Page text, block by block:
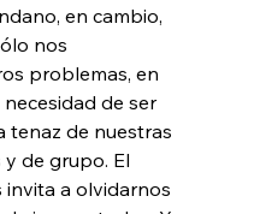
en cambio,
nos
problemas, en
de ser
tenaz de nuestras
de grupo. El
invita a olvidarnos